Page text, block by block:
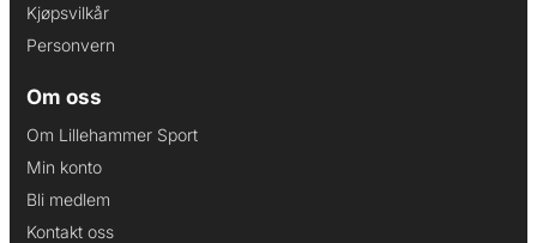
Kjøpsvilkår
Personvern
Om oss
Om Lillehammer Sport
Min konto
Bli medlem
Kontakt oss